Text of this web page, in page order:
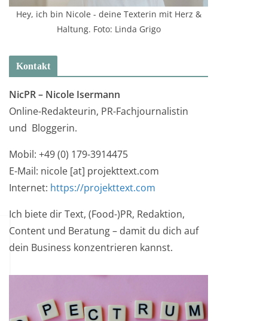
Hey, ich bin Nicole - deine Texterin mit Herz &
Haltung. Foto: Linda Grigo
Kontakt
NicPR – Nicole Isermann
Online-Redakteurin, PR-Fachjournalistin
und Bloggerin.
Mobil: +49 (0) 179-3914475
E-Mail: nicole [at] projekttext.com
Internet: https://projekttext.com
Ich biete dir Text, (Food-)PR, Redaktion,
Content und Beratung – damit du dich auf
dein Business konzentrieren kannst.